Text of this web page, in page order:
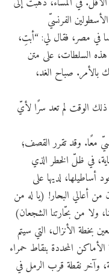
الفرنسيّ
في مصر، فقال لي: “أبتِ،
السلطات، على متن
بالأمر. صباح الغد،
ذلك الوقت لم تعد سرًا لأيّ
معًا. وقد تقرر القصف؛
في ظلّ الخطر الذي
لديها على
أعالي البحار! (يا له من
ولا من بحّارتنا الشجعان)
بخطة الأنزال، التي سيتم
المحددة بنقاط حمراء
وآخر نقطة قرب الرمل في